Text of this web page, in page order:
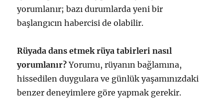
yorumlanır; bazı durumlarda yeni bir
başlangıcın habercisi de olabilir.
Rüyada dans etmek rüya tabirleri nasıl
yorumlanır?Yorumu, rüyanın bağlamına,
hissedilen duygulara ve günlük yaşamınızdaki
benzer deneyimlere göre yapmak gerekir.